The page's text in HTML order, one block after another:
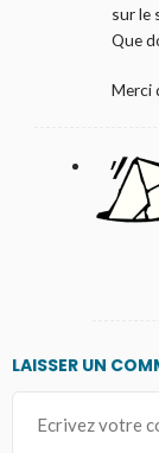
sur le
Que
Merci
LAISSER UN